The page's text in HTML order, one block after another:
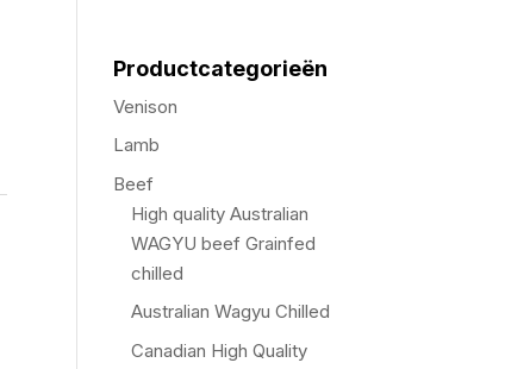
Productcategorieën
Venison
Lamb
Beef
High quality Australian
WAGYU beef Grainfed
chilled
Australian Wagyu Chilled
Canadian High Quality